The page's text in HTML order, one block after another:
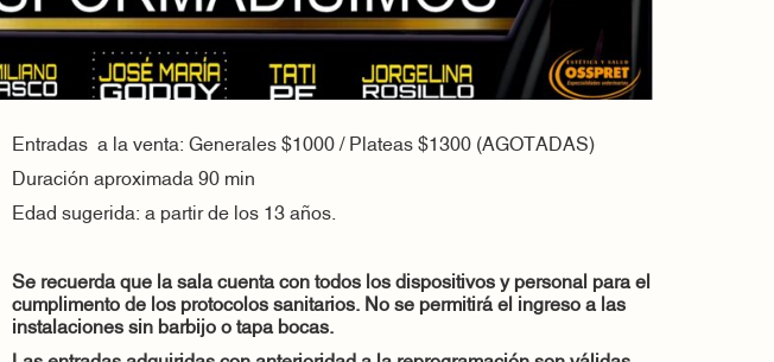
Entradas a la venta: Generales $1000 / Plateas $1300 (AGOTADAS)
Duración aproximada 90 min
Edad sugerida: a partir de los 13 años.
Se recuerda que la sala cuenta con todos los dispositivos y personal para el
cumplimento de los protocolos sanitarios. No se permitirá el ingreso a las
instalaciones sin barbijo o tapa bocas.